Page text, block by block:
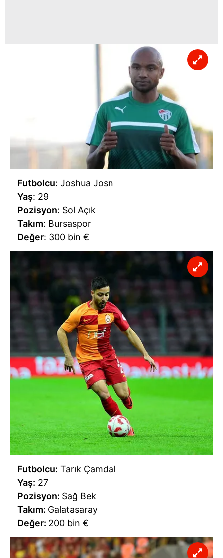
Futbolcu: Joshua Josn
Yaş: 29
Pozisyon: Sol Açık
Takım: Bursaspor
Değer: 300 bin €
Futbolcu: Tarık Çamdal
Yaş: 27
Pozisyon: Sağ Bek
Takım: Galatasaray
Değer: 200 bin €